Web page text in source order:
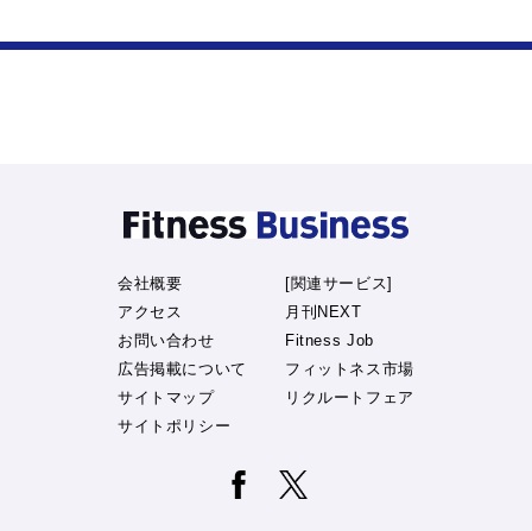
会社概要
アクセス
お問い合わせ
広告掲載について
サイトマップ
サイトポリシー
[関連サービス]
月刊NEXT
Fitness Job
フィットネス市場
リクルートフェア